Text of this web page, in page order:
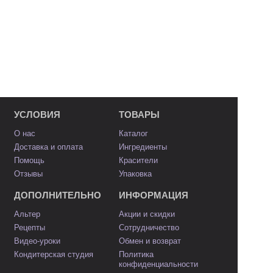
УСЛОВИЯ
О нас
Доставка и оплата
Помощь
Отзывы
ТОВАРЫ
Каталог
Ингредиенты
Красители
Упаковка
ДОПОЛНИТЕЛЬНО
Альтер
Рецепты
Видео-уроки
Кондитерская студия
ИНФОРМАЦИЯ
Акции и скидки
Сотрудничество
Обмен и возврат
Политика
конфиденциальности